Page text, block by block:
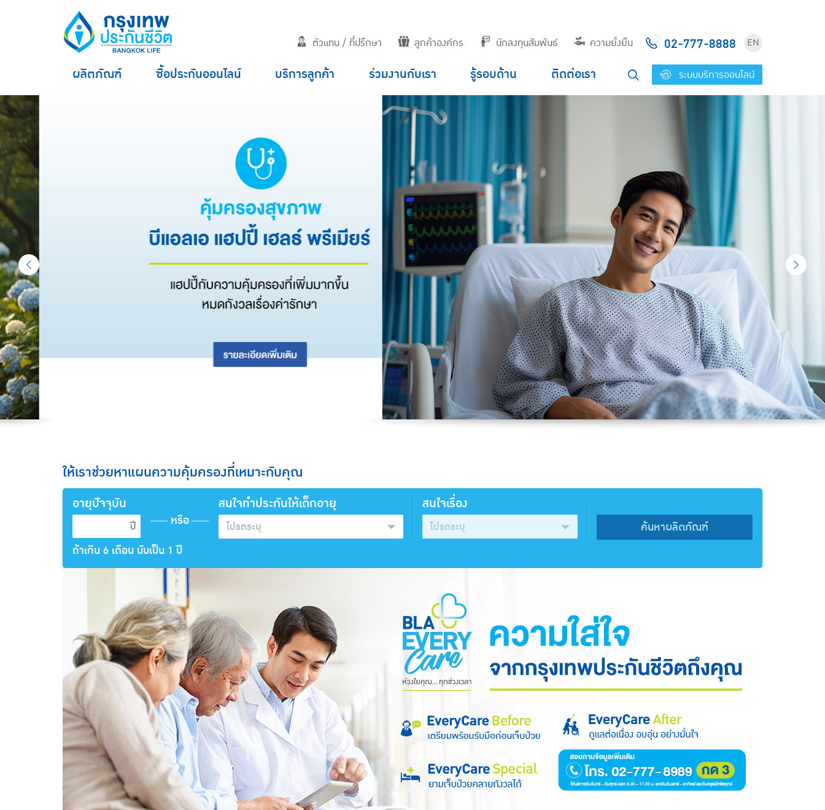
ตัวแทน / ที่ปรึกษา ลูกค้าองค์กร นักลงทุนสัมพันธ์ ความยั่งยืน 02-777-8888 EN
ผลิตภัณฑ์ ซื้อประกันออนไลน์ บริการลูกค้า ร่วมงานกับเรา รู้รอบด้าน ติดต่อเรา ระบบบริการออนไลน์
ให้เราช่วยหาแผนความคุ้มครองที่เหมาะกับคุณ
อายุปัจจุบัน สนใจทำประกันให้เด็กอายุ
ปี หรือ โปรดระบุ
ถ้าเกิน 6 เดือน นับเป็น 1 ปี
สนใจเรื่อง
โปรดระบุ ค้นหาผลิตภัณฑ์